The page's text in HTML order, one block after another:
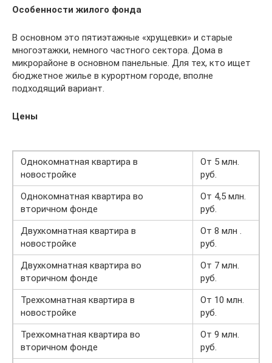
Особенности жилого фонда
В основном это пятиэтажные «хрущевки» и старые
многоэтажки, немного частного сектора. Дома в
микрорайоне в основном панельные. Для тех, кто ищет
бюджетное жилье в курортном городе, вполне
подходящий вариант.
Цены
Однокомнатная квартира в
новостройке
От 5 млн.
руб.
Однокомнатная квартира во
вторичном фонде
От 4,5 млн.
руб.
Двухкомнатная квартира в
новостройке
От 8 млн .
руб.
Двухкомнатная квартира во
вторичном фонде
От 7 млн.
руб.
Трехкомнатная квартира в
новостройке
От 10 млн.
руб.
Трехкомнатная квартира во
вторичном фонде
От 9 млн.
руб.